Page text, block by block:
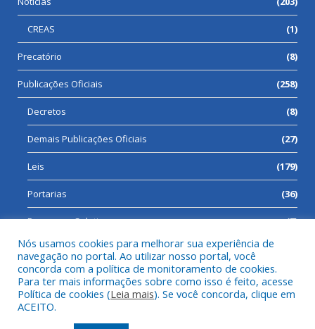
CREAS (1)
Precatório (8)
Publicações Oficiais (258)
Decretos (8)
Demais Publicações Oficiais (27)
Leis (179)
Portarias (36)
Processos Seletivos (7)
Todos os direitos reservados a Prefeitura Municipal de Cumaru
do Norte.
Nós usamos cookies para melhorar sua experiência de
navegação no portal. Ao utilizar nosso portal, você
concorda com a política de monitoramento de cookies.
Para ter mais informações sobre como isso é feito, acesse
Política de cookies (Leia mais). Se você concorda, clique em
ACEITO.